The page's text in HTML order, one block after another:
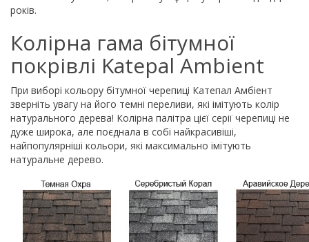
років.
Колірна гама бітумної
покрівлі Katepal Ambient
При виборі кольору бітумної черепиці Катепал Амбіент
зверніть увагу на його темні переливи, які імітують колір
натурального дерева! Колірна палітра цієї серії черепиці не
дуже широка, але поєднала в собі найкрасивіші,
найпопулярніші кольори, які максимально імітують
натуральне дерево.